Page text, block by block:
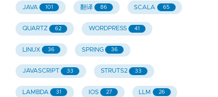
JAVA 101 翻译 86 SCALA 65
QUARTZ 62 WORDPRESS 41
LINUX 36 SPRING 36
JAVASCRIPT 33 STRUTS2 33
LAMBDA 31 IOS 27 LLM 26